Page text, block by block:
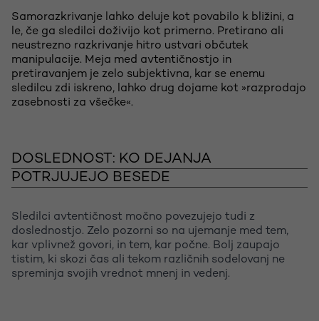
Samorazkrivanje lahko deluje kot povabilo k bližini, a
le, če ga sledilci doživijo kot primerno. Pretirano ali
neustrezno razkrivanje hitro ustvari občutek
manipulacije. Meja med avtentičnostjo in
pretiravanjem je zelo subjektivna, kar se enemu
sledilcu zdi iskreno, lahko drug dojame kot »razprodajo
zasebnosti za všečke«.
DOSLEDNOST: KO DEJANJA
POTRJUJEJO BESEDE
Sledilci avtentičnost močno povezujejo tudi z
doslednostjo. Zelo pozorni so na ujemanje med tem,
kar vplivnež govori, in tem, kar počne. Bolj zaupajo
tistim, ki skozi čas ali tekom različnih sodelovanj ne
spreminja svojih vrednot mnenj in vedenj.